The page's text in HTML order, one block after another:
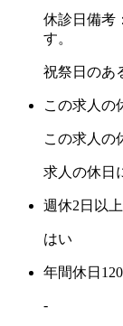
休診日備考
す。
祝祭日のあ
この求人の
この求人の
求人の休日
週休2日以上
はい
年間休日
-